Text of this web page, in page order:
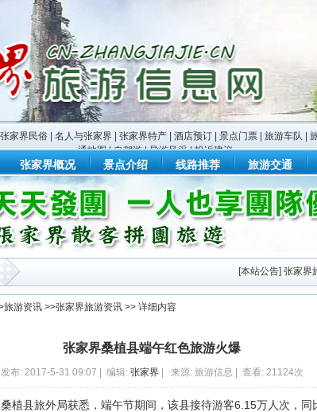
张家界民俗 名人与张家界 张家界特产 酒店预订 景点门票 旅游车队
通地图|自驾游|导游风采|投诉建议
张家界概况 景点介绍 线路推荐 旅游交通
[本站公告] 张家界
旅游资讯 >>张家界旅游资讯 >> 详细内容
张家界桑植县端午红色旅游火爆
发布: 2017-5-31 09:07 | 编辑: 张家界| 来源: 旅游信息 | 查看: 21124次
植县旅外局获悉，端午节期间，该县接待游客6.15万人次，同